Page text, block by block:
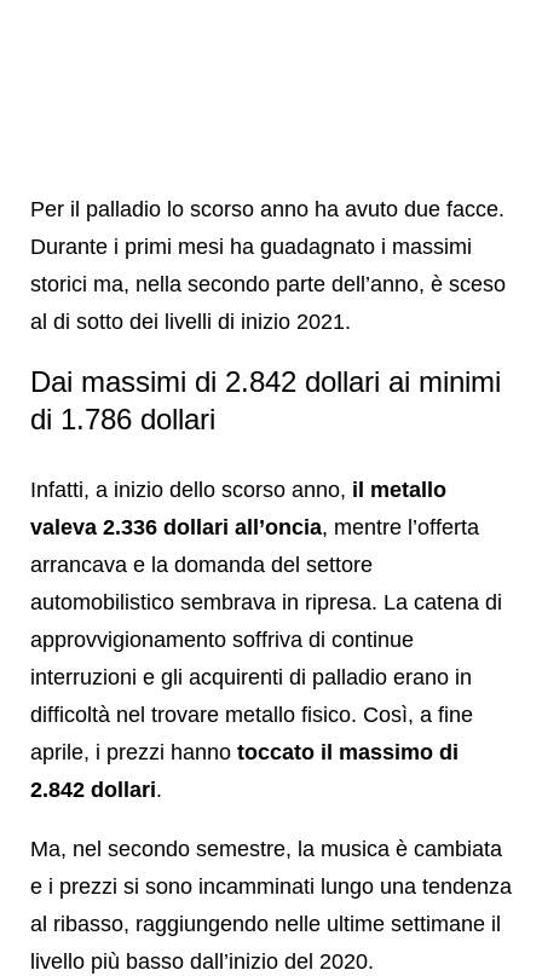
Per il palladio lo scorso anno ha avuto due facce.
Durante i primi mesi ha guadagnato i massimi
storici ma, nella secondo parte dell’anno, è sceso
al di sotto dei livelli di inizio 2021.
Dai massimi di 2.842 dollari ai minimi
di 1.786 dollari
Infatti, a inizio dello scorso anno, il metallo
valeva 2.336 dollari all’oncia, mentre l’offerta
arrancava e la domanda del settore
automobilistico sembrava in ripresa. La catena di
approvvigionamento soffriva di continue
interruzioni e gli acquirenti di palladio erano in
difficoltà nel trovare metallo fisico. Così, a fine
aprile, i prezzi hanno toccato il massimo di
2.842 dollari.
Ma, nel secondo semestre, la musica è cambiata
e i prezzi si sono incamminati lungo una tendenza
al ribasso, raggiungendo nelle ultime settimane il
livello più basso dall’inizio del 2020.